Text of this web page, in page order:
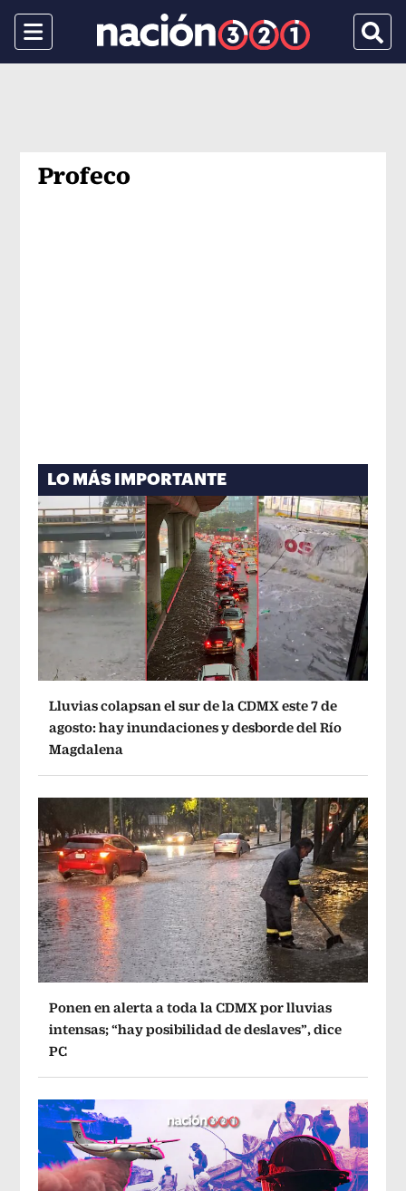
Menu
Profeco
LO MÁS IMPORTANTE
Lluvias colapsan el sur de la CDMX este 7 de
agosto: hay inundaciones y desborde del Río
Magdalena
Ponen en alerta a toda la CDMX por lluvias
intensas; “hay posibilidad de deslaves”, dice
PC